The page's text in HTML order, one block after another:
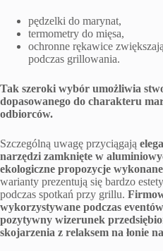
pędzelki do marynat,
termometry do mięsa,
ochronne rękawice
podczas grillowania.
Tak szeroki wybór umożliwia
dopasowanego do charakteru
odbiorców.
Szczególną uwagę przyciągają
narzędzi zamknięte w
ekologiczne propozycje
warianty prezentują się bardzo
podczas spotkań przy grillu.
wykorzystywane podczas
pozytywny wizerunek
skojarzenia z relaksem na łonie